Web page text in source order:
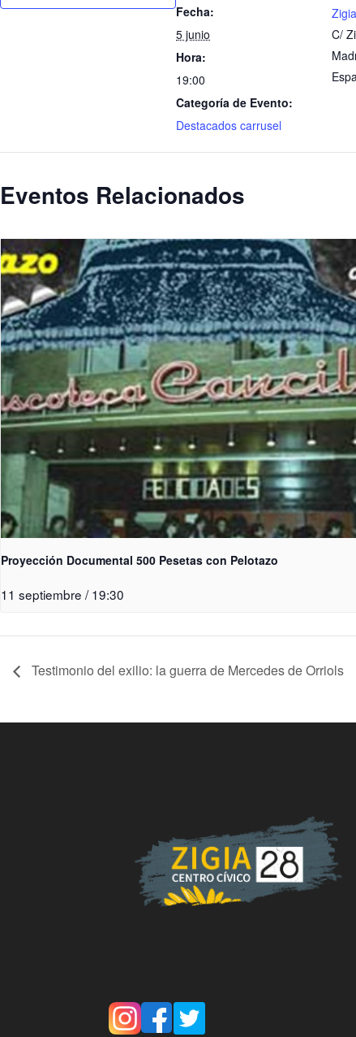
Fecha:
5 junio
Hora:
19:00
Categoría de Evento:
Destacados carrusel
C/
Eventos Relacionados
Proyección Documental 500 Pesetas con Pelotazo
11 septiembre / 19:30
Testimonio del exilio: la guerra de Mercedes de Orriols